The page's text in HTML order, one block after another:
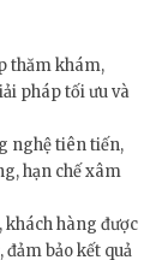
thăm khám,
pháp tối ưu và
nghệ tiên tiến,
hạn chế xâm
khách hàng được
bảo kết quả